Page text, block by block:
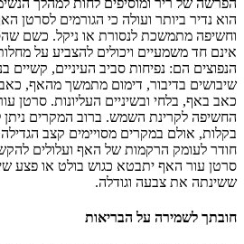
הוא נדיר ביותר ועולה כי הגורמים לסרטן
וחשיפה מתמשכת לנסורת או ניקל. כשם
אינם חד משמעיים ויכולים להצביע על
הנפוצים הם: נפיחות סביב העיניים, קשיים
שיבושים בדיבור, דימום מתמשך מהאף,
כאב באף, בלחי ובשיניים העליונות.
החשיפה לקרינת השמש. ברוב המקרים ניתן
בקלות, אולם במקרים מסויימים קצב
חודר לעומק הרקמות של האף ועלולים
סרטן עור האף יתבטא כגוש בולט או פצע
ששינתה את צבעה וגודלה.
חובתך לשמירה על הבריאות